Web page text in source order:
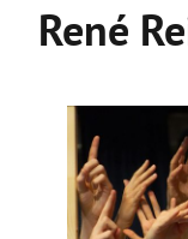
René